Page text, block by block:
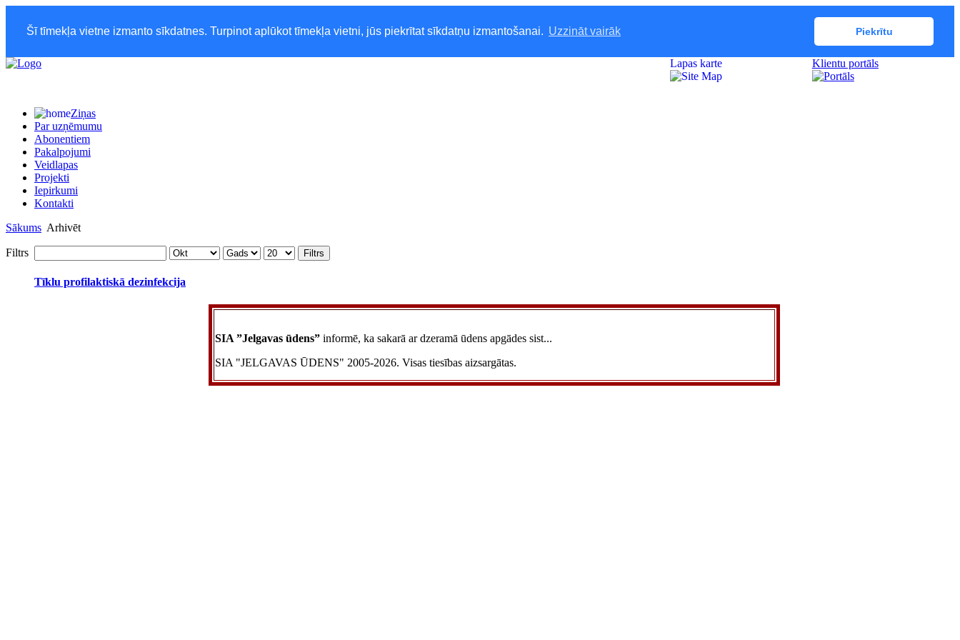
Šī tīmekļa vietne izmanto sīkdatnes. Turpinot aplūkot tīmekļa vietni, jūs piekrītat sīkdatņu izmantošanai. Uzzināt vairāk Piekrītu
Klientu portāls
Lapas karte
Ziņas
Par uzņēmumu
Abonentiem
Pakalpojumi
Veidlapas
Projekti
Iepirkumi
Kontakti
Sākums Arhivēt
Filtrs Filtrs
Tīklu profilaktiskā dezinfekcija
SIA ”Jelgavas ūdens” informē, ka sakarā ar dzeramā ūdens apgādes sist...
SIA "JELGAVAS ŪDENS" 2005-2026. Visas tiesības aizsargātas.